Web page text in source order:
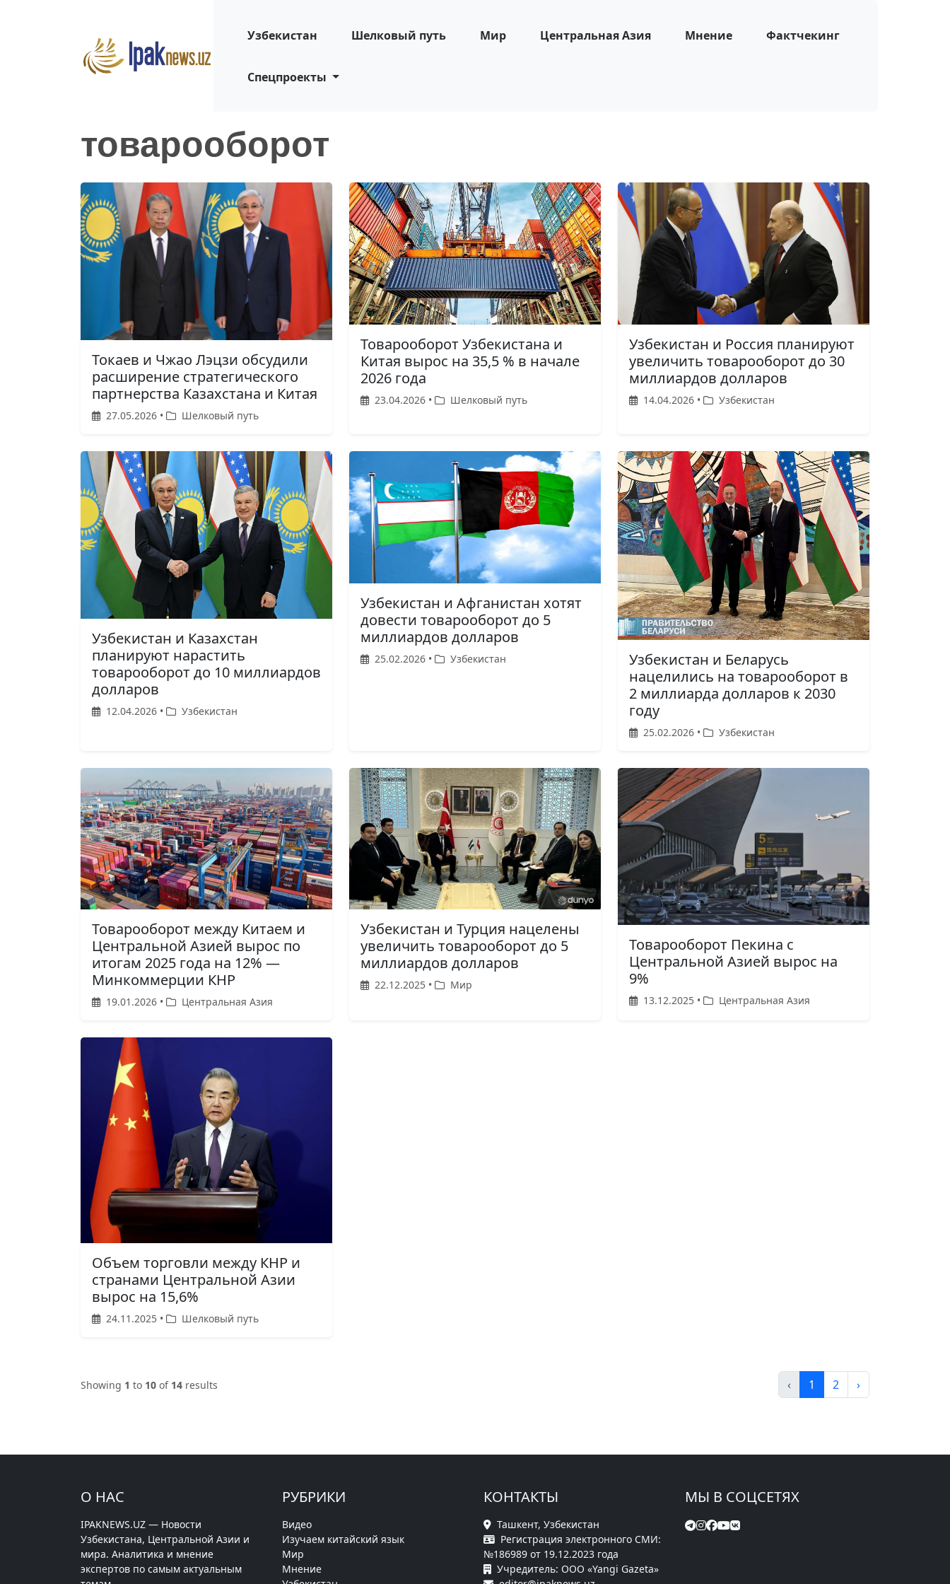
Узбекистан Шелковый путь Мир Центральная Азия Мнение Фактчекинг
Спецпроекты
товарооборот
Токаев и Чжао Лэцзи обсудили
расширение стратегического
партнерства Казахстана и Китая
27.05.2026 • Шелковый путь
Товарооборот Узбекистана и
Китая вырос на 35,5 % в начале
2026 года
23.04.2026 • Шелковый путь
Узбекистан и Россия планируют
увеличить товарооборот до 30
миллиардов долларов
14.04.2026 • Узбекистан
Узбекистан и Казахстан
планируют нарастить
товарооборот до 10 миллиардов
долларов
12.04.2026 • Узбекистан
Узбекистан и Афганистан хотят
довести товарооборот до 5
миллиардов долларов
25.02.2026 • Узбекистан
Узбекистан и Беларусь
нацелились на товарооборот в
2 миллиарда долларов к 2030
году
25.02.2026 • Узбекистан
Товарооборот между Китаем и
Центральной Азией вырос по
итогам 2025 года на 12% —
Минкоммерции КНР
19.01.2026 • Центральная Азия
Узбекистан и Турция нацелены
увеличить товарооборот до 5
миллиардов долларов
22.12.2025 • Мир
Товарооборот Пекина с
Центральной Азией вырос на
9%
13.12.2025 • Центральная Азия
Объем торговли между КНР и
странами Центральной Азии
вырос на 15,6%
24.11.2025 • Шелковый путь
Showing 1 to 10 of 14 results ‹ 1 2 ›
О НАС
IPAKNEWS.UZ — Новости
Узбекистана, Центральной Азии и
мира. Аналитика и мнение
экспертов по самым актуальным
РУБРИКИ
Видео
Изучаем китайский язык
Мир
Мнение
КОНТАКТЫ
Ташкент, Узбекистан
Регистрация электронного СМИ:
№186989 от 19.12.2023 года
Учредитель: ООО «Yangi Gazeta»
МЫ В СОЦСЕТЯХ